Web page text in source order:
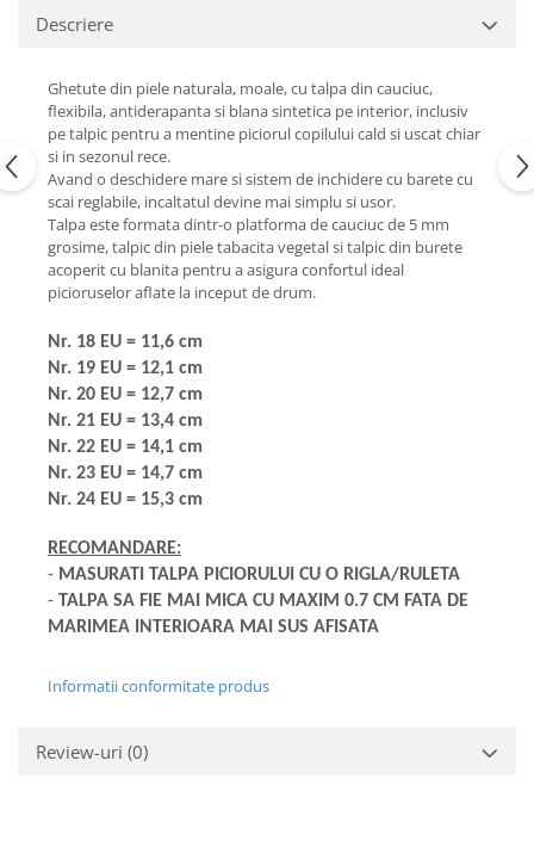
Descriere
Ghetute din piele naturala, moale, cu talpa din cauciuc,
flexibila, antiderapanta si blana sintetica pe interior, inclusiv
pe talpic pentru a mentine piciorul copilului cald si uscat chiar
si in sezonul rece.
Avand o deschidere mare si sistem de inchidere cu barete cu
scai reglabile, incaltatul devine mai simplu si usor.
Talpa este formata dintr-o platforma de cauciuc de 5 mm
grosime, talpic din piele tabacita vegetal si talpic din burete
acoperit cu blanita pentru a asigura confortul ideal
picioruselor aflate la inceput de drum.
Nr. 18 EU = 11,6 cm
Nr. 19 EU = 12,1 cm
Nr. 20 EU = 12,7 cm
Nr. 21 EU = 13,4 cm
Nr. 22 EU = 14,1 cm
Nr. 23 EU = 14,7 cm
Nr. 24 EU = 15,3 cm
RECOMANDARE:
- MASURATI TALPA PICIORULUI CU O RIGLA/RULETA
- TALPA SA FIE MAI MICA CU MAXIM 0.7 CM FATA DE
MARIMEA INTERIOARA MAI SUS AFISATA
Informatii conformitate produs
Review-uri (0)